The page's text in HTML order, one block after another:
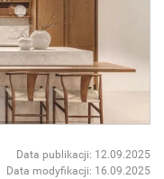
Data publikacji: 12.09.2025
Data modyfikacji: 16.09.2025